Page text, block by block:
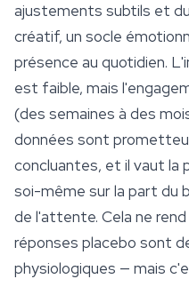
ajustements subtils et
créatif, un socle
présence au quotidien.
est faible, mais
(des semaines à des
données sont
concluantes, et il vaut la
soi-même sur la part du
de l'attente. Cela ne
réponses placebo sont
physiologiques — mais